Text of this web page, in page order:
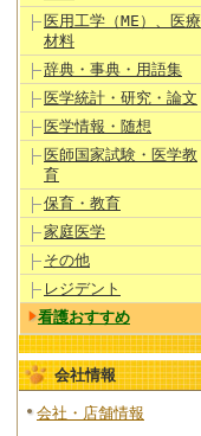
医用工学（ME）、医療
材料
辞典・事典・用語集
医学統計・研究・論文
医学情報・随想
医師国家試験・医学教
育
保育・教育
家庭医学
その他
レジデント
看護おすすめ
会社情報
会社・店舗情報